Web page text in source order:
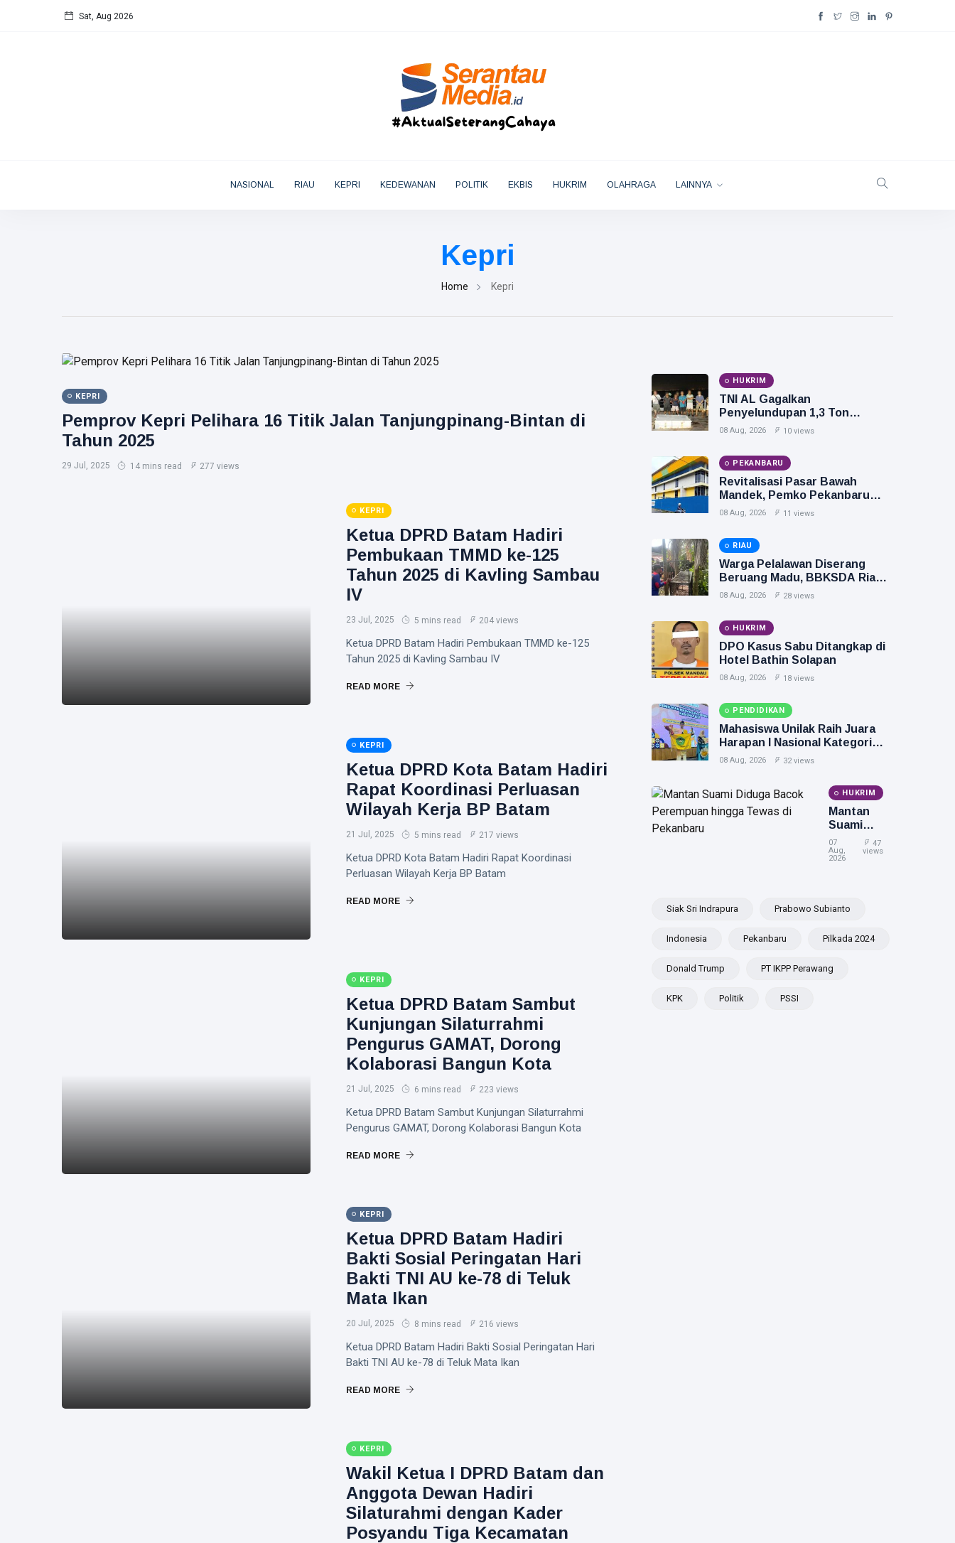
Sat, Aug 2026
NASIONAL RIAU KEPRI KEDEWANAN POLITIK EKBIS HUKRIM OLAHRAGA LAINNYA
Kepri
Home Kepri
KEPRI
Pemprov Kepri Pelihara 16 Titik Jalan Tanjungpinang-Bintan di
Tahun 2025
29 Jul, 2025 14 mins read 277 views
KEPRI
Ketua DPRD Batam Hadiri
Pembukaan TMMD ke-125
Tahun 2025 di Kavling Sambau
IV
23 Jul, 2025 5 mins read 204 views
Ketua DPRD Batam Hadiri Pembukaan TMMD ke-125
Tahun 2025 di Kavling Sambau IV
READ MORE
KEPRI
Ketua DPRD Kota Batam Hadiri
Rapat Koordinasi Perluasan
Wilayah Kerja BP Batam
21 Jul, 2025 5 mins read 217 views
Ketua DPRD Kota Batam Hadiri Rapat Koordinasi
Perluasan Wilayah Kerja BP Batam
READ MORE
KEPRI
Ketua DPRD Batam Sambut
Kunjungan Silaturrahmi
Pengurus GAMAT, Dorong
Kolaborasi Bangun Kota
21 Jul, 2025 6 mins read 223 views
Ketua DPRD Batam Sambut Kunjungan Silaturrahmi
Pengurus GAMAT, Dorong Kolaborasi Bangun Kota
READ MORE
KEPRI
Ketua DPRD Batam Hadiri
Bakti Sosial Peringatan Hari
Bakti TNI AU ke-78 di Teluk
Mata Ikan
20 Jul, 2025 8 mins read 216 views
Ketua DPRD Batam Hadiri Bakti Sosial Peringatan Hari
Bakti TNI AU ke-78 di Teluk Mata Ikan
READ MORE
KEPRI
Wakil Ketua I DPRD Batam dan
Anggota Dewan Hadiri
Silaturahmi dengan Kader
Posyandu Tiga Kecamatan
HUKRIM
TNI AL Gagalkan
Penyelundupan 1,3 Ton
Narkoba di Perairan Tanjung
08 Aug, 2026 10 views
PEKANBARU
Revitalisasi Pasar Bawah
Mandek, Pemko Pekanbaru
Siapkan Opsi Ambil Alih
08 Aug, 2026 11 views
RIAU
Warga Pelalawan Diserang
Beruang Madu, BBKSDA Riau
Pasang Kandang Jebak
08 Aug, 2026 28 views
HUKRIM
DPO Kasus Sabu Ditangkap di
Hotel Bathin Solapan
08 Aug, 2026 18 views
PENDIDIKAN
Mahasiswa Unilak Raih Juara
Harapan I Nasional Kategori
Disabilitas
08 Aug, 2026 32 views
HUKRIM
Mantan
Suami
Diduga
Bacok
Pekanbaru
07
Aug,
2026
47
views
Siak Sri Indrapura Prabowo Subianto
Indonesia Pekanbaru Pilkada 2024
Donald Trump PT IKPP Perawang
KPK Politik PSSI